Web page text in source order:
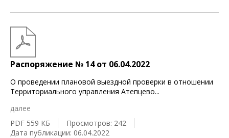
Распоряжение № 14 от 06.04.2022
О проведении плановой выездной проверки в отношении
Территориального управления Атепцево...
далее
PDF 559 КБ
Просмотров: 242
Дата публикации: 06.04.2022